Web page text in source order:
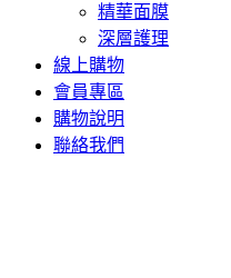
精華面膜
深層護理
線上購物
會員專區
購物說明
聯絡我們